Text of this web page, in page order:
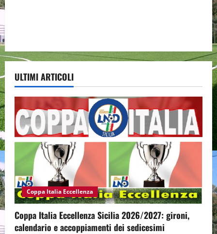
ULTIMI ARTICOLI
Coppa Italia Eccellenza
Coppa Italia Eccellenza Sicilia 2026/2027: gironi,
calendario e accoppiamenti dei sedicesimi